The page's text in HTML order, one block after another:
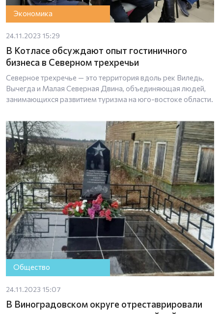
Экономика
24.11.2023 15:29
В Котласе обсуждают опыт гостиничного
бизнеса в Северном трехречьи
Северное трехречье — это территория вдоль рек Виледь,
Вычегда и Малая Северная Двина, объединяющая людей,
занимающихся развитием туризма на юго-востоке области.
Общество
24.11.2023 15:07
В Виноградовском округе отреставрировали